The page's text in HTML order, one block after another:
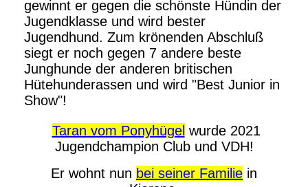
gewinnt er gegen die schönste Hündin der
Jugendklasse und wird bester
Jugendhund. Zum krönenden Abschluß
siegt er noch gegen 7 andere beste
Junghunde der anderen britischen
Hütehunderassen und wird "Best Junior in
Show"!
Taran vom Ponyhügel wurde 2021
Jugendchampion Club und VDH!
Er wohnt nun bei seiner Familie in